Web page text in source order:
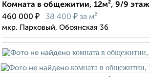
Комната в общежитии, 12м², 9/9 этаж
460 000 ₽ 38 400 ₽ за м²
мкр. Парковый, Обоянская 36